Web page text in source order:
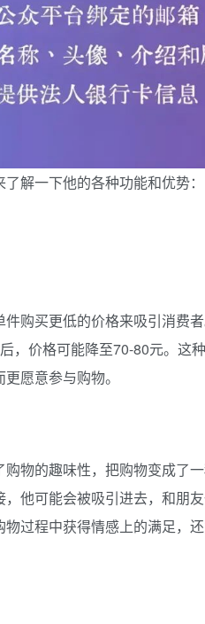
解一下他的各种功能和优势：
购买更低的价格来吸引消费
，价格可能降至70-80元。这
愿意参与购物。
物的趣味性，把购物变成了
他可能会被吸引进去，和朋
过程中获得情感上的满足，